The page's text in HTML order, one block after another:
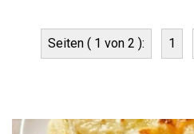
Seiten ( 1 von 2 ): 1